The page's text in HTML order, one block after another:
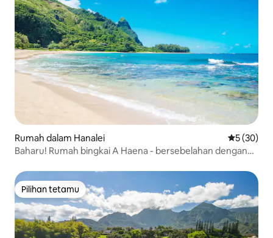
Rumah dalam Hanalei Penarafan
5 (30)
Baharu! Rumah bingkai A Haena - bersebelahan dengan
Pilihan tetamu
Pilihan tetamu